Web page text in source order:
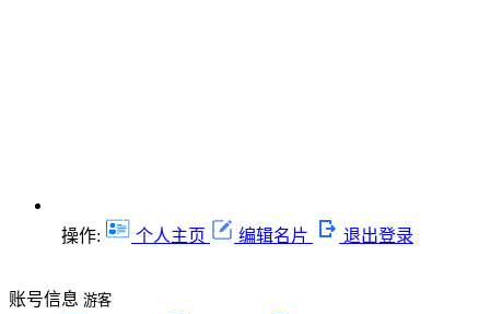
操作: 个人主页 编辑名片 退出登录
账号信息 游客